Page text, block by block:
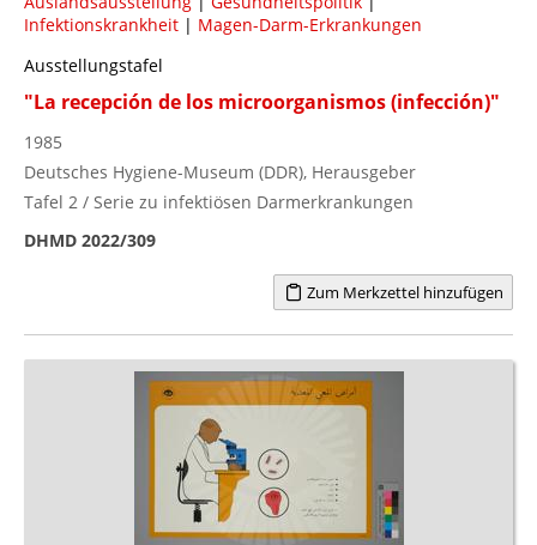
Infektionskrankheit | Magen-Darm-Erkrankungen
Ausstellungstafel
"La recepción de los microorganismos (infección)"
1985
Deutsches Hygiene-Museum (DDR), Herausgeber
Tafel 2 / Serie zu infektiösen Darmerkrankungen
DHMD 2022/309
Zum Merkzettel hinzufügen